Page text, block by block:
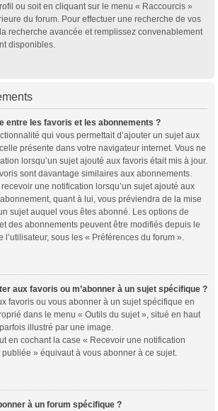
ou soit en cliquant sur le menu « Raccourcis »
du forum. Pour effectuer une recherche de vos
recherche avancée et remplissez convenablement
disponibles.
entre les favoris et les abonnements ?
qui vous permettait d’ajouter un sujet aux
présente dans votre navigateur internet. Vous ne
lorsqu’un sujet ajouté aux favoris était mis à jour.
sont davantage similaires aux abonnements.
une notification lorsqu’un sujet ajouté aux
quant à lui, vous préviendra de la mise
sujet auquel vous êtes abonné. Les options de
des abonnements peuvent être modifiés depuis le
sous les « Préférences du forum ».
aux favoris ou m’abonner à un sujet spécifique ?
favoris ou vous abonner à un sujet spécifique en
dans le menu « Outils du sujet », situé en haut
illustré par une image.
en cochant la case « Recevoir une notification
» équivaut à vous abonner à ce sujet.
à un forum spécifique ?